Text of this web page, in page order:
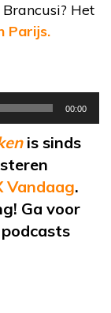
Het
Parijs.
00:00
is sinds
Vandaag.
Ga voor